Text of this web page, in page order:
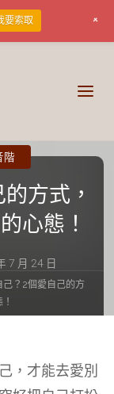
方式，
心態！
7 月 24 日
階
己？2個愛自己的方
，才能去愛別
要索取 +